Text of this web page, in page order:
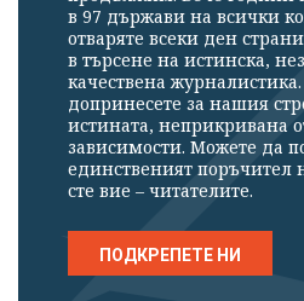
в 97 държави на всички
отваряте всеки ден
в търсене на истинска,
качествена
допринесете за нашия
истината, неприкривана
зависимости. Можете да
единственият поръчител
сте вие – читателите.
ПОДКРЕПЕТЕ НИ